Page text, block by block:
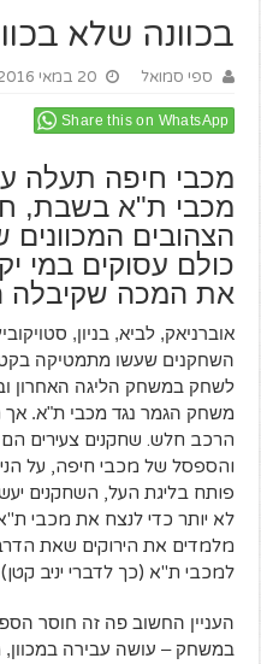
בכוונה שלא
ספי סמואל 20 במאי 2016
Share this on WhatsApp
מכבי חיפה תעלה
מכבי ת"א בשבת,
הצהובים המכוונים
כולם עסוקים במי
את המכה שקיבלה
אוברניאק, לביא, בניון,
השחקנים שעשו מתמטיקה
לשחק במשחק הליגה האחרון
משחק הגמר נגד מכבי ת"א. אך
הרכב חלש. שחקנים צעירים
והספסל של מכבי חיפה, על
פותח בליגת העל, השחקנים
לא יותר כדי לנצח את מכבי
מלמדים את הירוקים שאת
למכבי ת"א (כך לדברי יניב
העניין החשוב פה זה חוסר
במשחק – עושה עבירה במכוון,